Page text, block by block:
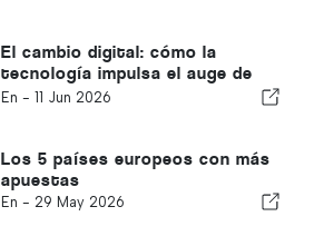
El cambio digital: cómo la
tecnología impulsa el auge de
las apuestas deportivas en línea
En - 11 Jun 2026
Los 5 países europeos con más
apuestas
En - 29 May 2026